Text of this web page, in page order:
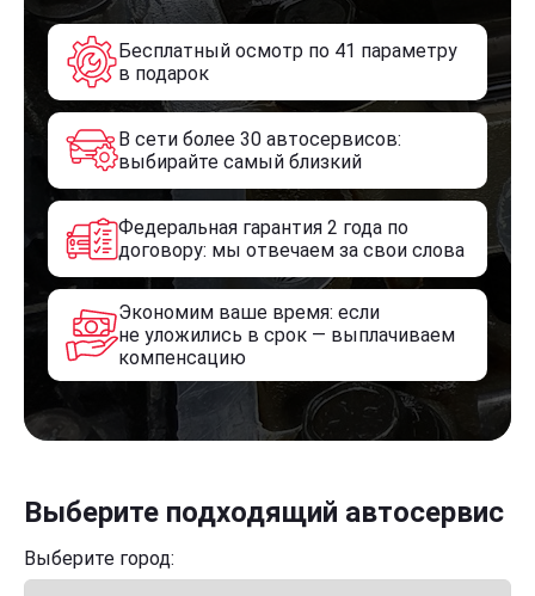
Бесплатный осмотр по 41 параметру
в подарок
В сети более 30 автосервисов:
выбирайте самый близкий
Федеральная гарантия 2 года по
договору: мы отвечаем за свои слова
Экономим ваше время: если
не уложились в срок — выплачиваем
компенсацию
Выберите подходящий автосервис
Выберите город: